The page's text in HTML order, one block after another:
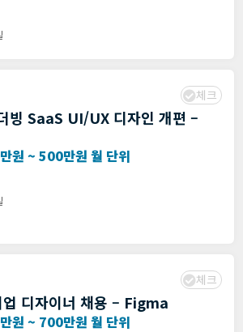
체크
빙 SaaS UI/UX 디자인 개편 –
원 ~ 500만원 월 단위
체크
디자이너 채용 – Figma
원 ~ 700만원 월 단위